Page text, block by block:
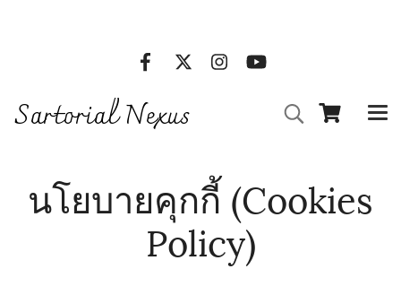
Sartorial Nexus
นโยบายคุกกี้ (Cookies
Policy)